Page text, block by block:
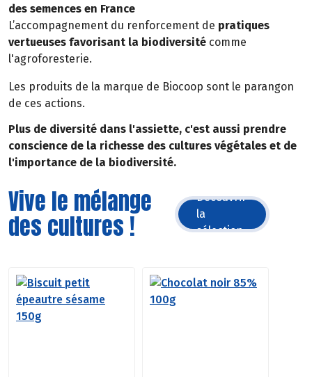
des semences en France
L’accompagnement du renforcement de pratiques
vertueuses favorisant la biodiversité comme
l'agroforesterie.
Les produits de la marque de Biocoop sont le parangon
de ces actions.
Plus de diversité dans l'assiette, c'est aussi prendre
conscience de la richesse des cultures végétales et de
l'importance de la biodiversité.
Vive le mélange
des cultures !
Découvrir
la
sélection